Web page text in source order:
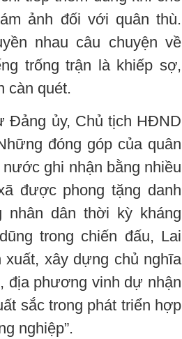
ảnh đối với quân thù.
nhau câu chuyện về
trống trận là khiếp sợ,
càn quét.
Đảng ủy, Chủ tịch HĐND
đóng góp của quân
ghi nhận bằng nhiều
được phong tặng danh
dân thời kỳ kháng
trong chiến đấu, Lai
xây dựng chủ nghĩa
địa phương vinh dự nhận
sắc trong phát triển hợp
nghiệp”.